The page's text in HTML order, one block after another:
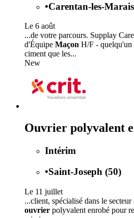
•Carentan-les-
Le 6 août
...de votre parcours. Supplay
d'Équipe Maçon H/F - quelqu'un
ciment que les...
New
Ouvrier polyvalent
Intérim
•Saint-Joseph (50)
Le 11 juillet
...client, spécialisé dans le
ouvrier polyvalent enrobé pour